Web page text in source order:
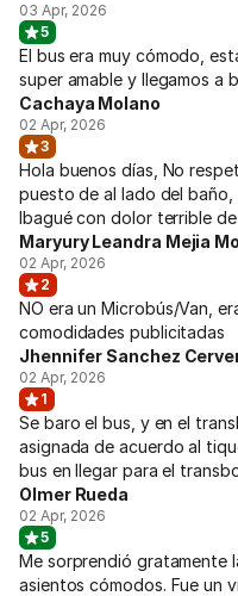
03 Apr, 2026
5
El bus era muy cómodo,
super amable y llegamos a
Cachaya Molano
02 Apr, 2026
3
Hola buenos días, No
puesto de al lado del baño,
Ibagué con dolor terrible de
Maryury Leandra Mejia
02 Apr, 2026
2
NO era un Microbús/Van,
comodidades publicitadas
Jhennifer Sanchez
02 Apr, 2026
1
Se baro el bus, y en el
asignada de acuerdo al
bus en llegar para el
Olmer Rueda
02 Apr, 2026
5
Me sorprendió gratamente
asientos cómodos. Fue un